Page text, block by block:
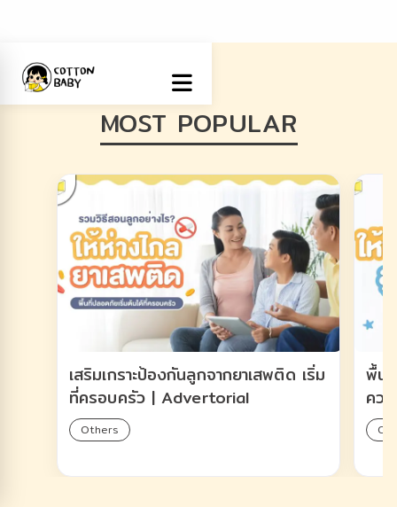
MOST POPULAR
เสริมเกราะป้องกันลูกจากยาเสพติด เริ่ม
ที่ครอบครัว | Advertorial
Others
พื้น
คว